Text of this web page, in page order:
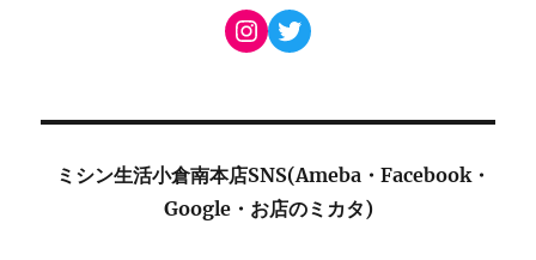
Instagram
Twitter
ミシン生活小倉南本店SNS(Ameba・Facebook・
Google・お店のミカタ)